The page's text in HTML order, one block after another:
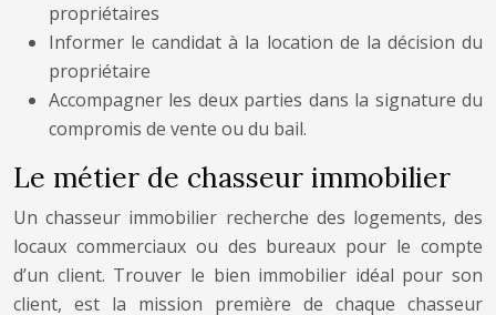
propriétaires
Informer le candidat à la location de la décision du
propriétaire
Accompagner les deux parties dans la signature du
compromis de vente ou du bail.
Le métier de chasseur immobilier
Un chasseur immobilier recherche des logements, des
locaux commerciaux ou des bureaux pour le compte
d’un client. Trouver le bien immobilier idéal pour son
client, est la mission première de chaque chasseur